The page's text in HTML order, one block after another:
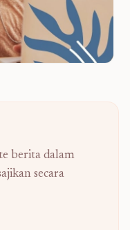
berita dalam
secara